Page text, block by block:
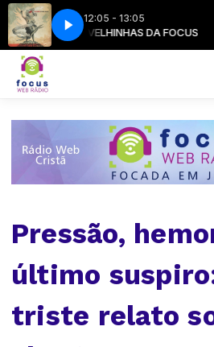
12:05 - 13:05
AS VELHINHAS DA FOCUS
Dead) Daniel Bashta - Like a Lion (God's
Na Sequência com Gospel Music
Pressão,
último
triste relato